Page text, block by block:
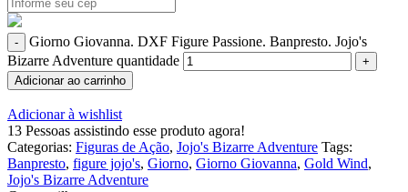
Giorno Giovanna. DXF Figure Passione. Banpresto. Jojo's
Bizarre Adventure quantidade
Adicionar ao carrinho
Adicionar à wishlist
13 Pessoas assistindo esse produto agora!
Categorias: Figuras de Ação, Jojo's Bizarre Adventure Tags:
Banpresto, figure jojo's, Giorno, Giorno Giovanna, Gold Wind,
Jojo's Bizarre Adventure